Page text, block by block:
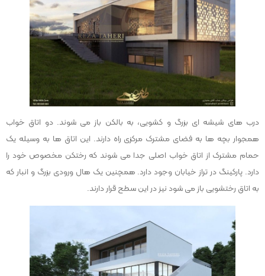
درب های شیشه ای بزرگ و کشویی، به بالکن باز می شوند. دو اتاق خواب
همجوار بچه ها به فضای مشترک مرکزی راه دارند. این اتاق ها به وسیله یک
حمام مشترک از اتاق خواب اصلی جدا می شوند که رختکن مخصوص خود را
دارد. پارکینگ در تراز خیابان وجود دارد. همچنین یک هال ورودی بزرگ و انبار که
به اتاق رختشویی باز می شود نیز در این سطح قرار دارند.